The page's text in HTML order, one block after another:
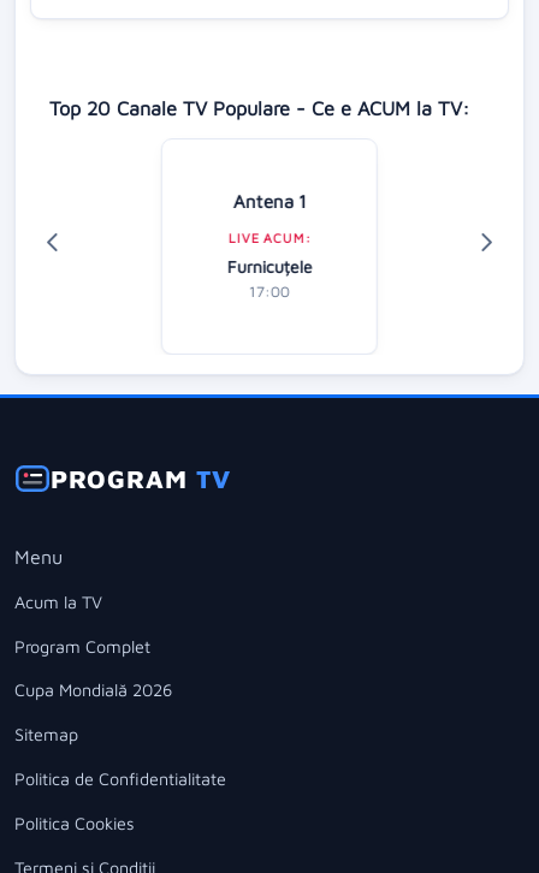
Top 20 Canale TV Populare - Ce e ACUM la TV:
Antena 1
LIVE ACUM:
Furnicuțele
17:00
PROGRAMTV
Menu
Acum la TV
Program Complet
Cupa Mondială 2026
Sitemap
Politica de Confidentialitate
Politica Cookies
Termeni si Conditii